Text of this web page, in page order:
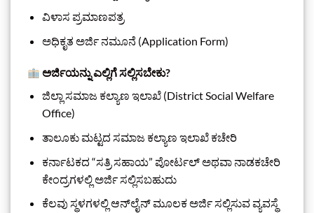
ವಿಳಾಸ ಪ್ರಮಾಣಪತ್ರ
ಅಧಿಕೃತ ಅರ್ಜಿ ನಮೂನೆ (Application Form)
ಅರ್ಜಿಯನ್ನು ಎಲ್ಲಿಗೆ ಸಲ್ಲಿಸಬೇಕು?
ಜಿಲ್ಲಾ ಸಮಾಜ ಕಲ್ಯಾಣ ಇಲಾಖೆ (District Social Welfare
Office)
ತಾಲೂಕು ಮಟ್ಟದ ಸಮಾಜ ಕಲ್ಯಾಣ ಇಲಾಖೆ ಕಚೇರಿ
ಕರ್ನಾಟಕದ “ಸತ್ರಿ ಸಹಾಯ” ಪೋರ್ಟಲ್ ಅಥವಾ ನಾಡಕಚೇರಿ
ಕೇಂದ್ರಗಳಲ್ಲಿ ಅರ್ಜಿ ಸಲ್ಲಿಸಬಹುದು
ಕೆಲವು ಸ್ಥಳಗಳಲ್ಲಿ ಆನ್‌ಲೈನ್ ಮೂಲಕ ಅರ್ಜಿ ಸಲ್ಲಿಸುವ ವ್ಯವಸ್ಥೆ